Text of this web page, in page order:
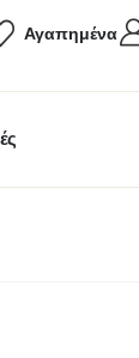
Αγαπημένα